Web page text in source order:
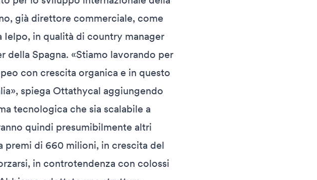
già direttore commerciale, come
Ielpo, in qualità di country manager
della Spagna. «Stiamo lavorando per
con crescita organica e in questo
spiega Ottathycal aggiungendo
tecnologica che sia scalabile a
quindi presumibilmente altri
premi di 660 milioni, in crescita del
in controtendenza con colossi